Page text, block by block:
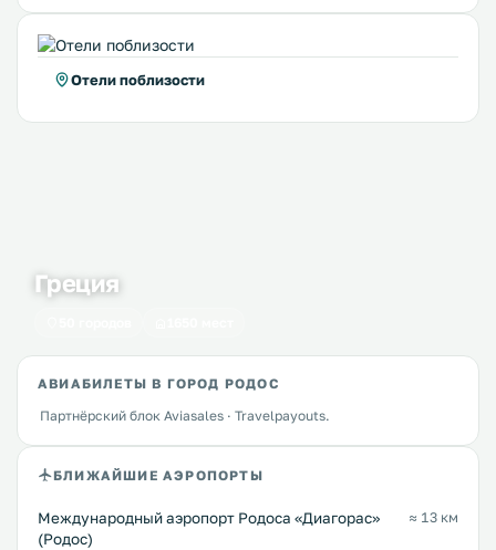
Отели поблизости
Греция
АВИАБИЛЕТЫ В ГОРОД РОДОС
Партнёрский блок Aviasales · Travelpayouts.
БЛИЖАЙШИЕ АЭРОПОРТЫ
Международный аэропорт Родоса «Диагорас»
(Родос)
≈ 13 км